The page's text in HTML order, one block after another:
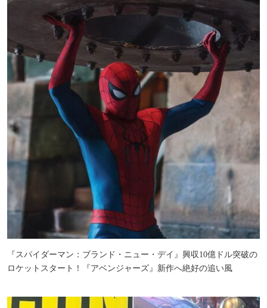
『スパイダーマン：ブランド・ニュー・デイ』興収10億ドル突破の
ロケットスタート！『アベンジャーズ』新作へ絶好の追い風